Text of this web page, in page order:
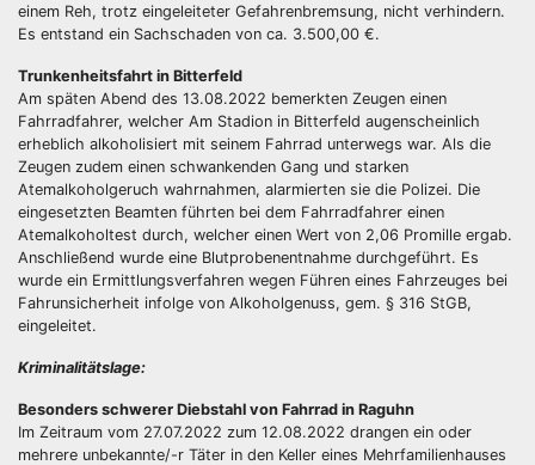
einem Reh, trotz eingeleiteter Gefahrenbremsung, nicht verhindern.
Es entstand ein Sachschaden von ca. 3.500,00 €.
Trunkenheitsfahrt in Bitterfeld
Am späten Abend des 13.08.2022 bemerkten Zeugen einen
Fahrradfahrer, welcher Am Stadion in Bitterfeld augenscheinlich
erheblich alkoholisiert mit seinem Fahrrad unterwegs war. Als die
Zeugen zudem einen schwankenden Gang und starken
Atemalkoholgeruch wahrnahmen, alarmierten sie die Polizei. Die
eingesetzten Beamten führten bei dem Fahrradfahrer einen
Atemalkoholtest durch, welcher einen Wert von 2,06 Promille ergab.
Anschließend wurde eine Blutprobenentnahme durchgeführt. Es
wurde ein Ermittlungsverfahren wegen Führen eines Fahrzeuges bei
Fahrunsicherheit infolge von Alkoholgenuss, gem. § 316 StGB,
eingeleitet.
Kriminalitätslage:
Besonders schwerer Diebstahl von Fahrrad in Raguhn
Im Zeitraum vom 27.07.2022 zum 12.08.2022 drangen ein oder
mehrere unbekannte/-r Täter in den Keller eines Mehrfamilienhauses